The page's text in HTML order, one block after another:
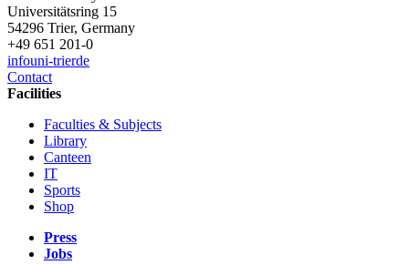
Universitätsring 15
54296 Trier, Germany
+49 651 201-0
infouni-trierde
Contact
Facilities
Faculties & Subjects
Library
Canteen
IT
Sports
Shop
Press
Jobs